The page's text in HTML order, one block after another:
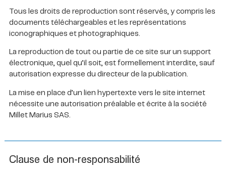
Tous les droits de reproduction sont réservés, y compris les
documents téléchargeables et les représentations
iconographiques et photographiques.
La reproduction de tout ou partie de ce site sur un support
électronique, quel qu’il soit, est formellement interdite, sauf
autorisation expresse du directeur de la publication.
La mise en place d’un lien hypertexte vers le site internet
nécessite une autorisation préalable et écrite à la société
Millet Marius SAS.
Clause de non-responsabilité